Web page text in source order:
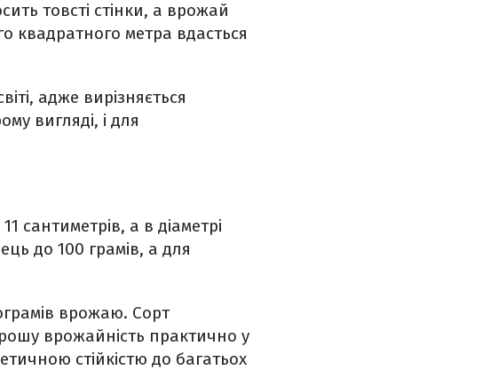
товсті стінки, а врожай
квадратного метра вдасться
адже вирізняється
вигляді, і для
сантиметрів, а в діаметрі
до 100 грамів, а для
врожаю. Сорт
врожайність практично у
стійкістю до багатьох